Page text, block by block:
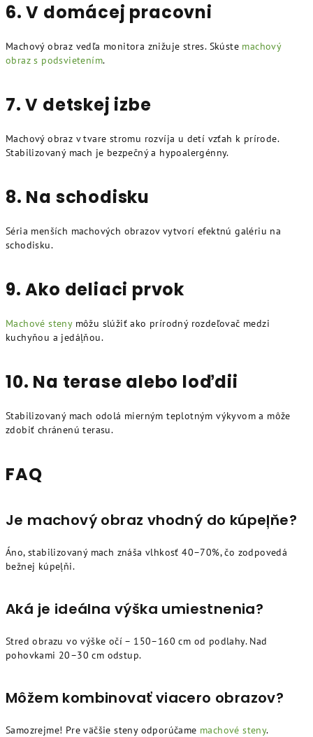
6. V domácej pracovni
Machový obraz vedľa monitora znižuje stres. Skúste machový
obraz s podsvietením.
7. V detskej izbe
Machový obraz v tvare stromu rozvíja u detí vzťah k prírode.
Stabilizovaný mach je bezpečný a hypoalergénny.
8. Na schodisku
Séria menších machových obrazov vytvorí efektnú galériu na
schodisku.
9. Ako deliaci prvok
Machové stenymôžu slúžiť ako prírodný rozdeľovač medzi
kuchyňou a jedáļňou.
10. Na terase alebo loďdii
Stabilizovaný mach odolá mierným teplotným výkyvom a môže
zdobiť chránenú terasu.
FAQ
Je machový obraz vhodný do kúpeļňe?
Áno, stabilizovaný mach znáša vlhkosť 40–70%, čo zodpovedá
bežnej kúpeļňi.
Aká je ideálna výška umiestnenia?
Stred obrazu vo výške očí – 150–160 cm od podlahy. Nad
pohovkami 20–30 cm odstup.
Môžem kombinovať viacero obrazov?
Samozrejme! Pre väčšie steny odporúčame machové steny.